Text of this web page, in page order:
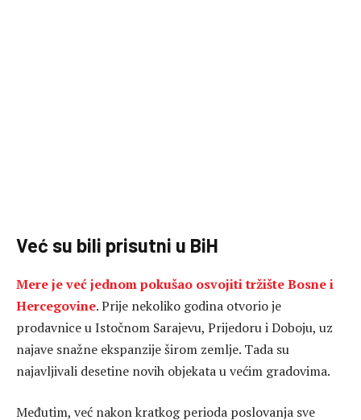
Već su bili prisutni u BiH
Mere je već jednom pokušao osvojiti tržište Bosne i
Hercegovine. Prije nekoliko godina otvorio je
prodavnice u Istočnom Sarajevu, Prijedoru i Doboju, uz
najave snažne ekspanzije širom zemlje. Tada su
najavljivali desetine novih objekata u većim gradovima.
Međutim, već nakon kratkog perioda poslovanja sve